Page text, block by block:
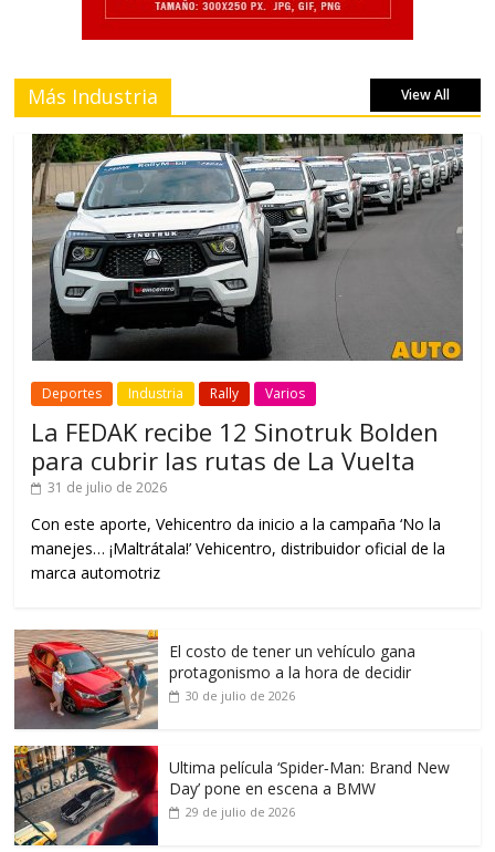
Más Industria View All
Deportes Industria Rally Varios
La FEDAK recibe 12 Sinotruk Bolden
para cubrir las rutas de La Vuelta
31 de julio de 2026
Con este aporte, Vehicentro da inicio a la campaña ‘No la
manejes… ¡Maltrátala!’ Vehicentro, distribuidor oficial de la
marca automotriz
El costo de tener un vehículo gana
protagonismo a la hora de decidir
30 de julio de 2026
Ultima película ‘Spider‑Man: Brand New
Day’ pone en escena a BMW
29 de julio de 2026